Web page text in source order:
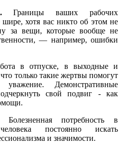
Границы ваших рабочих
шире, хотя вас никто об этом не
за вещи, которые вообще не
— например, ошибки
в отпуске, в выходные и
только такие жертвы помогут
Демонстративные
свой подвиг - как
Болезненная потребность в
постоянно искать
и значимости.